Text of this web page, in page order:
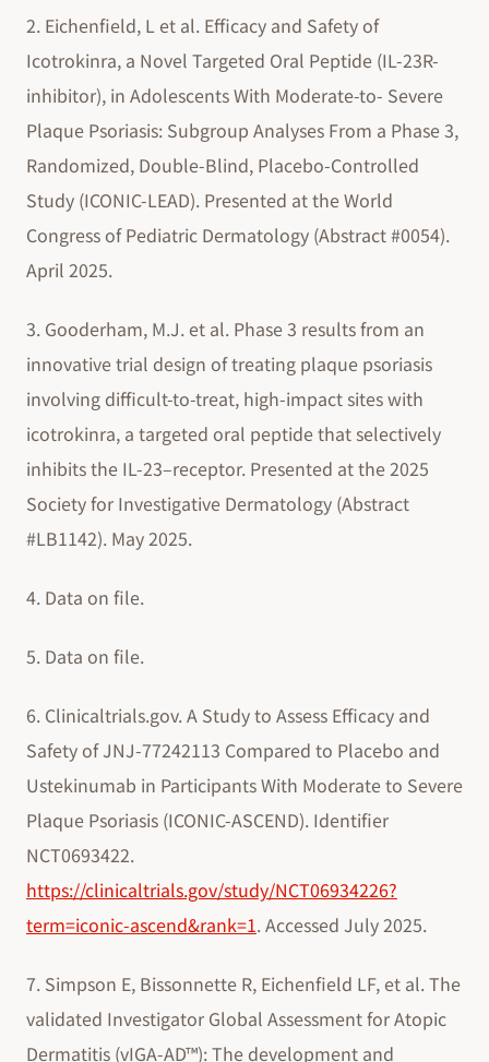
2. Eichenfield, L et al. Efficacy and Safety of
Icotrokinra, a Novel Targeted Oral Peptide (IL-23R-
inhibitor), in Adolescents With Moderate-to- Severe
Plaque Psoriasis: Subgroup Analyses From a Phase 3,
Randomized, Double-Blind, Placebo-Controlled
Study (ICONIC-LEAD). Presented at the World
Congress of Pediatric Dermatology (Abstract #0054).
April 2025.
3. Gooderham, M.J. et al. Phase 3 results from an
innovative trial design of treating plaque psoriasis
involving difficult-to-treat, high-impact sites with
icotrokinra, a targeted oral peptide that selectively
inhibits the IL-23–receptor. Presented at the 2025
Society for Investigative Dermatology (Abstract
#LB1142). May 2025.
4. Data on file.
5. Data on file.
6. Clinicaltrials.gov. A Study to Assess Efficacy and
Safety of JNJ-77242113 Compared to Placebo and
Ustekinumab in Participants With Moderate to Severe
Plaque Psoriasis (ICONIC-ASCEND). Identifier
NCT0693422.
https://clinicaltrials.gov/study/NCT06934226?
term=iconic-ascend&rank=1. Accessed July 2025.
7. Simpson E, Bissonnette R, Eichenfield LF, et al. The
validated Investigator Global Assessment for Atopic
Dermatitis (vIGA-AD™): The development and